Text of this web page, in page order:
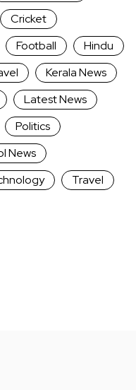
Cricket
Football
Hindu
Kerala News
Latest News
Politics
News
Travel